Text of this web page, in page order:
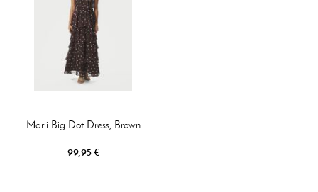
Marli Big Dot Dress, Brown
99,95 €